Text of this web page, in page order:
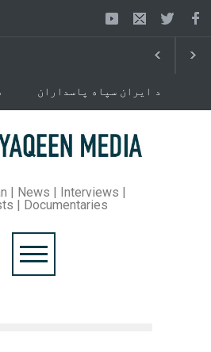
د ایران سپاه پاسداران
د تندلارې فلسطينۍ ډلې د
هنيه په
تهران کې وژل شوی دی.
| News | Interviews |
| Documentaries